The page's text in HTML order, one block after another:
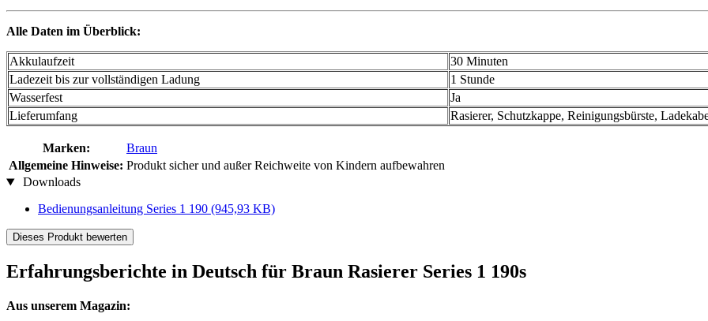
Alle Daten im Überblick:
Akkulaufzeit
30 Minuten
Ladezeit bis zur vollständigen Ladung
1 Stunde
Wasserfest
Ja
Lieferumfang
Rasierer, Schutzkappe, Reinigungsbürste,
Marken:
Braun
Allgemeine Hinweise: Produkt sicher und außer Reichweite von Kindern aufbewahren
Downloads
Bedienungsanleitung Series 1 190 (945,93 KB)
Dieses Produkt bewerten
Erfahrungsberichte in Deutsch für Braun Rasierer Series 1 190s
Aus unserem Magazin: